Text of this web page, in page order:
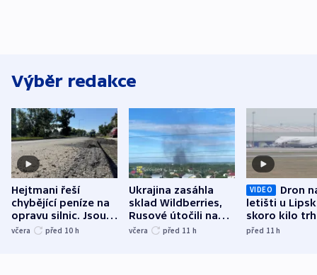
Výběr redakce
Hejtmani řeší
chybějící peníze na
opravu silnic. Jsou
nenárokové, namítá
včera před 10 h
Ukrajina zasáhla
sklad Wildberries,
Rusové útočili na
trh, hasiče či
včera před 11 h
VIDEO
Dron
letišti u
skoro kilo
indicie
před 11h